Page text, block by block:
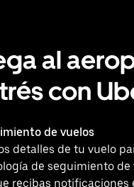
al
con
de vuelos
detalles de tu vuelo
de seguimiento de
recibas notificaciones